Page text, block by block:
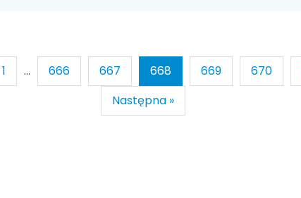
1 ... 666 667 668 669 670
Następna »